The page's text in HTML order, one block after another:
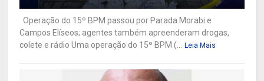
Operação do 15º BPM passou por Parada Morabi e
Campos Elíseos; agentes também apreenderam drogas,
colete e rádio Uma operação do 15º BPM (...
Leia Mais